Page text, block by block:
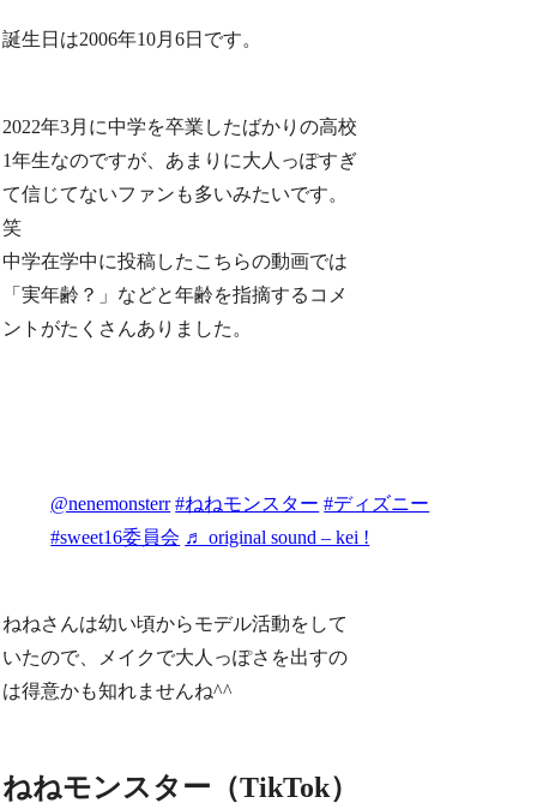
誕生日は2006年10月6日です。
2022年3月に中学を卒業したばかりの高校
1年生なのですが、あまりに大人っぽすぎ
て信じてないファンも多いみたいです。
笑
中学在学中に投稿したこちらの動画では
「実年齢？」などと年齢を指摘するコメ
ントがたくさんありました。
@nenemonsterr #ねねモンスター #ディズニー
#sweet16委員会 ♬ original sound – kei !
ねねさんは幼い頃からモデル活動をして
いたので、メイクで大人っぽさを出すの
は得意かも知れませんね^^
ねねモンスター（TikTok）